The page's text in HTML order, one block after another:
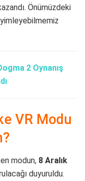
Önümüzdeki
2 Oynanış
VR Modu
modun, 8 Aralık
duyuruldu.